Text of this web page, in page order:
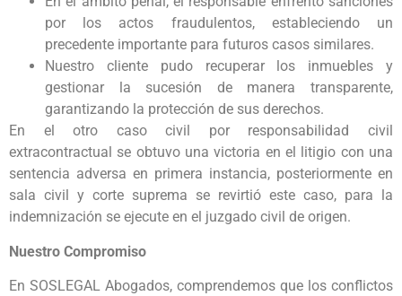
por los actos fraudulentos, estableciendo un
precedente importante para futuros casos similares.
Nuestro cliente pudo recuperar los inmuebles y
gestionar la sucesión de manera transparente,
garantizando la protección de sus derechos.
En el otro caso civil por responsabilidad civil
extracontractual se obtuvo una victoria en el litigio con una
sentencia adversa en primera instancia, posteriormente en
sala civil y corte suprema se revirtió este caso, para la
indemnización se ejecute en el juzgado civil de origen.
Nuestro Compromiso
En SOSLEGAL Abogados, comprendemos que los conflictos